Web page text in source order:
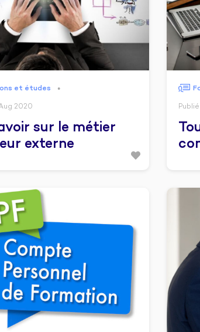
et études ●
2020
sur le métier
externe